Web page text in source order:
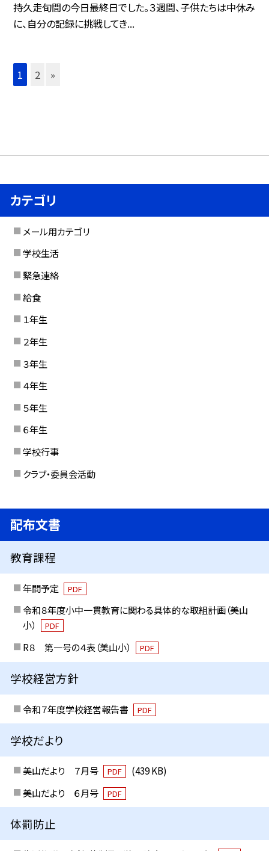
持久走旬間の今日最終日でした。３週間、子供たちは中休み
に、自分の記録に挑戦してき...
1 2 »
カテゴリ
メール用カテゴリ
学校生活
緊急連絡
給食
１年生
２年生
３年生
４年生
５年生
６年生
学校行事
クラブ・委員会活動
配布文書
教育課程
年間予定 PDF
令和８年度小中一貫教育に関わる具体的な取組計画（美山
小）
PDF
R８ 第一号の４表（美山小） PDF
学校経営方針
令和７年度学校経営報告書 PDF
学校だより
美山だより ７月号 PDF
(439 KB)
美山だより ６月号
PDF
体罰防止